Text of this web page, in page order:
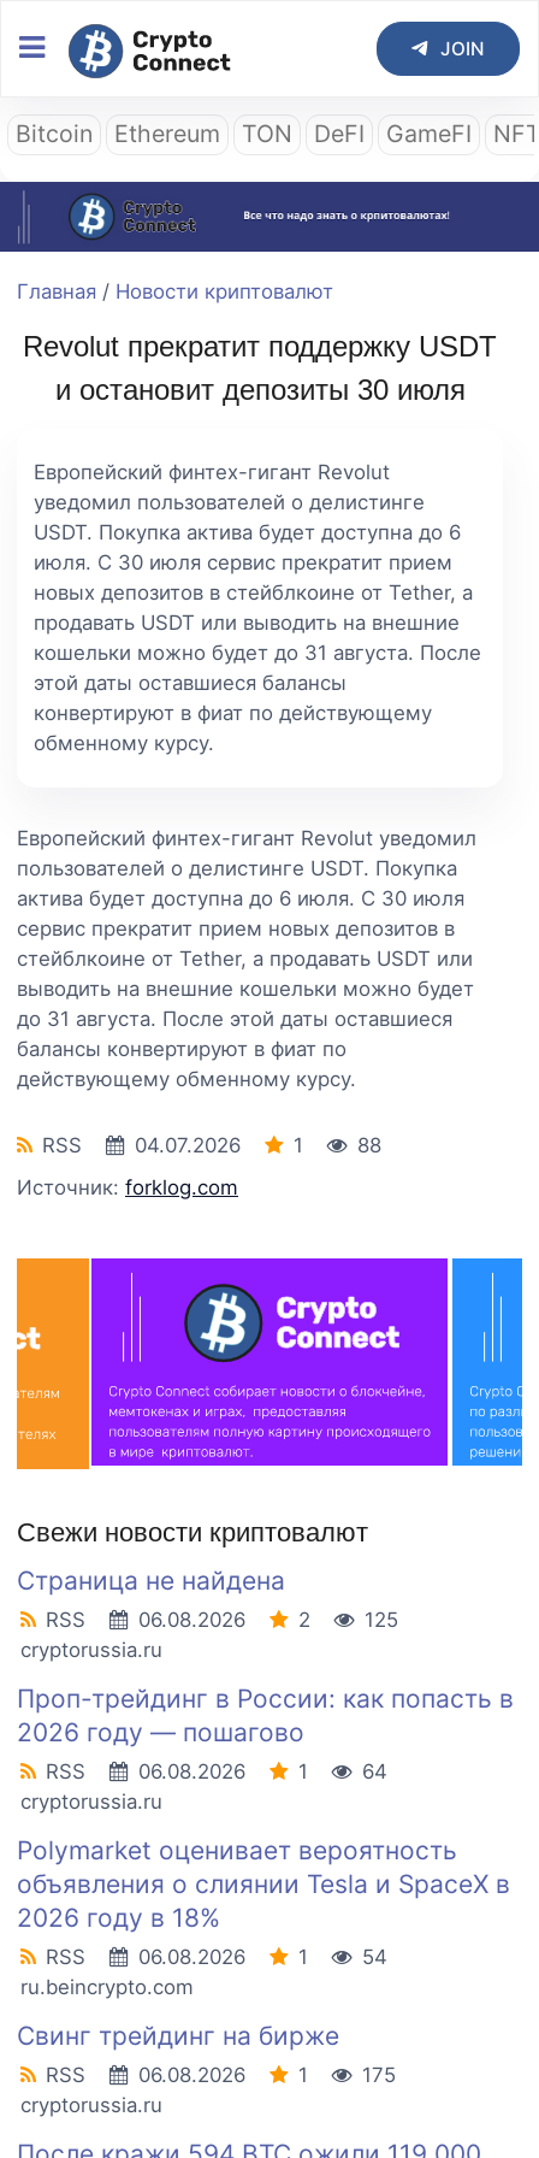
JOIN
Bitcoin Ethereum TON DeFI GameFI
Главная / Новости криптовалют
Revolut прекратит поддержку USDT
и остановит депозиты 30 июля
Европейский финтех-гигант Revolut
уведомил пользователей о делистинге
USDT. Покупка актива будет доступна до 6
июля. С 30 июля сервис прекратит прием
новых депозитов в стейблкоине от Tether, а
продавать USDT или выводить на внешние
кошельки можно будет до 31 августа. После
этой даты оставшиеся балансы
конвертируют в фиат по действующему
обменному курсу.
Европейский финтех-гигант Revolut уведомил
пользователей о делистинге USDT. Покупка
актива будет доступна до 6 июля. С 30 июля
сервис прекратит прием новых депозитов в
стейблкоине от Tether, а продавать USDT или
выводить на внешние кошельки можно будет
до 31 августа. После этой даты оставшиеся
балансы конвертируют в фиат по
действующему обменному курсу.
RSS 04.07.2026 1
88
Источник: forklog.com
Свежи новости криптовалют
Страница не найдена
RSS 06.08.2026 2
125
cryptorussia.ru
Проп-трейдинг в России: как попасть в
2026 году — пошагово
RSS 06.08.2026 1
64
cryptorussia.ru
Polymarket оценивает вероятность
объявления о слиянии Tesla и SpaceX в
2026 году в 18%
RSS 06.08.2026 1
54
ru.beincrypto.com
Свинг трейдинг на бирже
RSS 06.08.2026 1
175
cryptorussia.ru